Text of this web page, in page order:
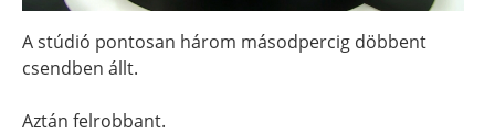
A stúdió pontosan három másodpercig döbbent
csendben állt.
Aztán felrobbant.